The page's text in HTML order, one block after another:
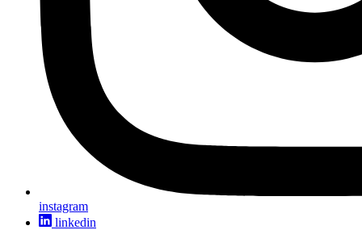
instagram
linkedin